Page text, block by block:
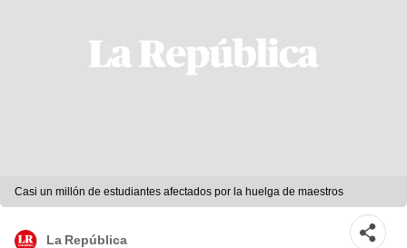
Casi un millón de estudiantes afectados por la huelga de maestros
La República